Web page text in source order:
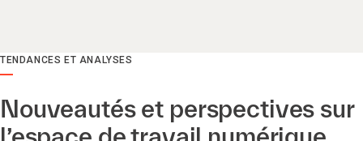
TENDANCES ET ANALYSES
Nouveautés et perspectives sur